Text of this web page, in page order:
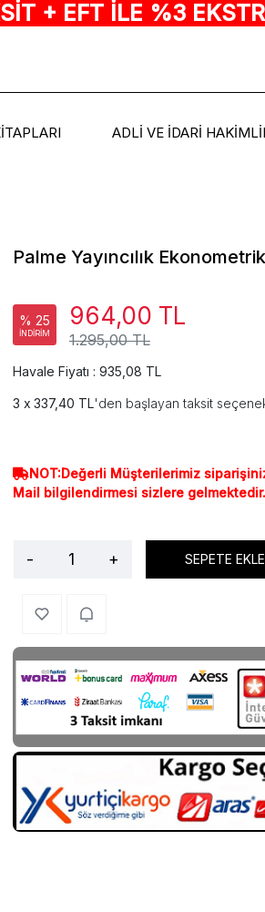
+ EFT İLE %3
ADLİ VE İDARİ
Palme Yayıncılık
% 25
İNDİRİM 1.295,00 TL
964,00 TL
Havale Fiyatı : 935,08 TL
337,40 TL'den başlayan taksit
NOT:Değerli Müşterilerimiz
Mail bilgilendirmesi sizlere gelmektedir.
- + SEPETE EKLE